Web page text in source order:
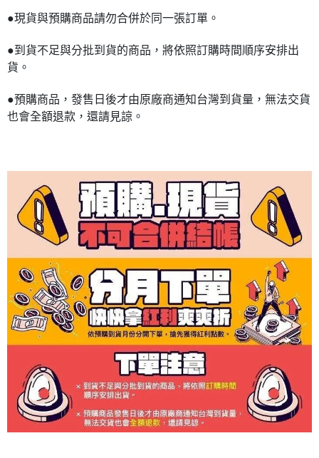
●現貨與預購商品請勿合併於同一張訂單。
●到貨不足與分批到貨的商品，將依照訂購時間順序安排出
貨。
●預購商品，發售日後才由原廠商通知台灣到貨量，無法交貨
也會全額退款，還請見諒。